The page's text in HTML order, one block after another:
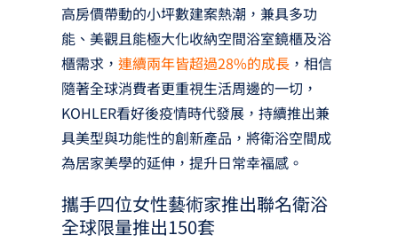
高房價帶動的小坪數建案熱潮，兼具多功
能、美觀且能極大化收納空間浴室鏡櫃及浴
櫃需求， 連續兩年皆超過28%的成長，相信
隨著全球消費者更重視生活周邊的一切，
KOHLER看好後疫情時代發展，持續推出兼
具美型與功能性的創新產品，將衛浴空間成
為居家美學的延伸，提升日常幸福感。
攜手四位女性藝術家推出聯名衛浴
全球限量推出150套